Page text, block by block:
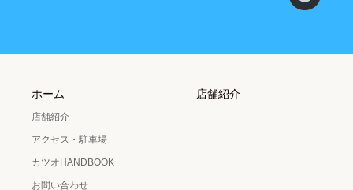
ホーム
店舗紹介
アクセス・駐車場
カツオHANDBOOK
お問い合わせ
店舗紹介